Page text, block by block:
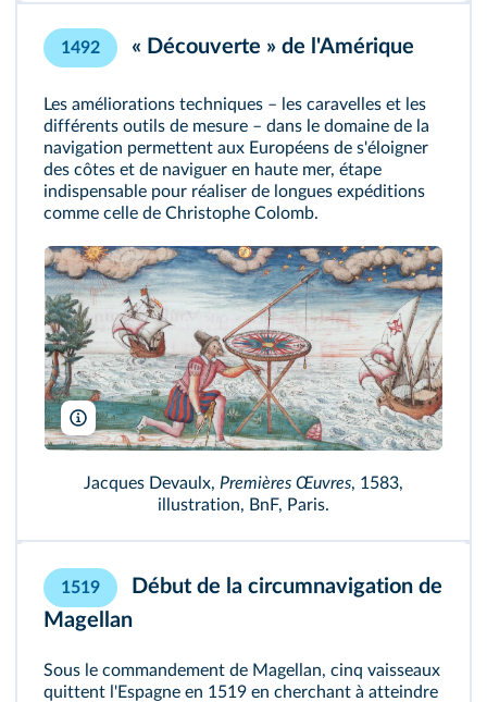
1492 « Découverte » de l'Amérique
Les améliorations techniques – les caravelles et les
différents outils de mesure – dans le domaine de la
navigation permettent aux Européens de s'éloigner
des côtes et de naviguer en haute mer, étape
indispensable pour réaliser de longues expéditions
comme celle de Christophe Colomb.
© Bibliothèque nationale de France
Jacques Devaulx, Premières Œuvres, 1583,
illustration, BnF, Paris.
1519
Début de la circumnavigation de
Magellan
Sous le commandement de Magellan, cinq vaisseaux
quittent l'Espagne en 1519 en cherchant à atteindre